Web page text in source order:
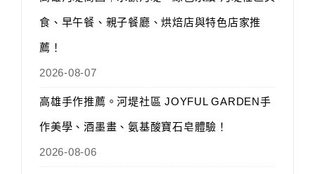
食、早午餐、親子餐廳、烘焙店與特色店家推
薦！
2026-08-07
高雄手作推薦。河堤社區 JOYFUL GARDEN手
作美學、酒墨畫、氨基酸寶石皂體驗！
2026-08-06